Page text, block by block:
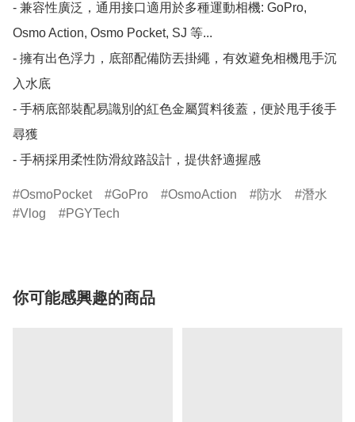
- 兼容性廣泛，通用接口適用於多種運動相機: GoPro,
Osmo Action, Osmo Pocket, SJ 等...
- 擁有出色浮力，底部配備防丟掛繩，有效避免相機甩手沉
入水底
- 手柄底部裝配易識別的紅色金屬質料後蓋，便於甩手後手
尋獲
- 手柄採用柔性防滑紋路設計，提供舒適握感
OsmoPocket GoPro OsmoAction 防水
潛水
Vlog
PGYTech
你可能感興趣的商品